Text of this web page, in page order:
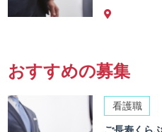
おすすめの募集
看護職
ご長寿くら